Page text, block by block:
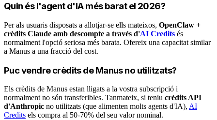
Quin és l'agent d'IA més barat el 2026?
Per als usuaris disposats a allotjar-se ells mateixos, OpenClaw +
crèdits Claude amb descompte a través d'AI Credits és
normalment l'opció seriosa més barata. Ofereix una capacitat similar
a Manus a una fracció del cost.
Puc vendre crèdits de Manus no utilitzats?
Els crèdits de Manus estan lligats a la vostra subscripció i
normalment no són transferibles. Tanmateix, si teniu crèdits API
d'Anthropic no utilitzats (que alimenten molts agents d'IA), AI
Credits els compra al 50-70% del seu valor nominal.